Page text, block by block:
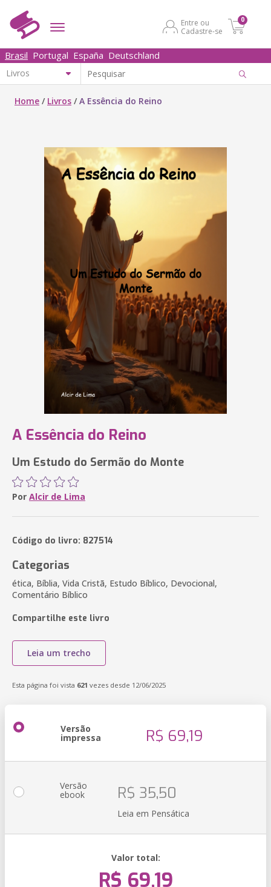
Entre ou
Cadastre-se
0
Brasil Portugal España Deutschland
Home / Livros /A Essência do Reino
A Essência do Reino
Um Estudo do Sermão do Monte
Por Alcir de Lima
Código do livro: 827514
Categorias
ética, Bíblia, Vida Cristã, Estudo Bíblico, Devocional,
Comentário Bíblico
Compartilhe este livro
Leia um trecho
Esta página foi vista 621 vezes desde 12/06/2025
Versão
impressa R$ 69,19
Versão
ebook R$ 35,50
Leia em Pensática
Valor total:
R$ 69,19